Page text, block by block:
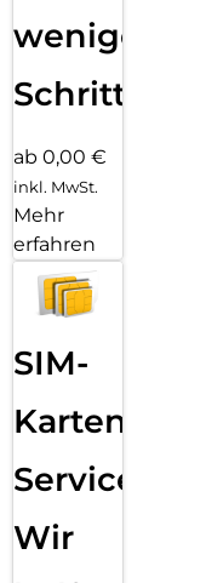
wenigen
Schritten
ab 0,00 €
inkl. MwSt.
Mehr
erfahren
SIM-
Karten
Service:
Wir